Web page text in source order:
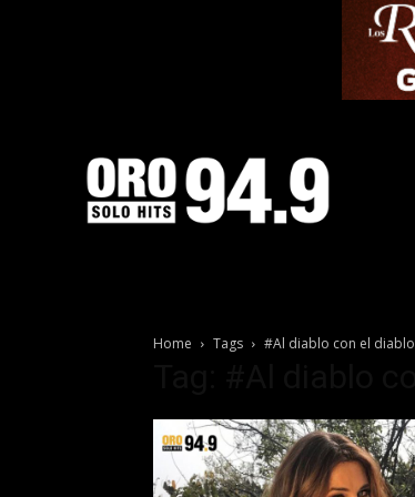
Home Tags #Al diablo con el diablo